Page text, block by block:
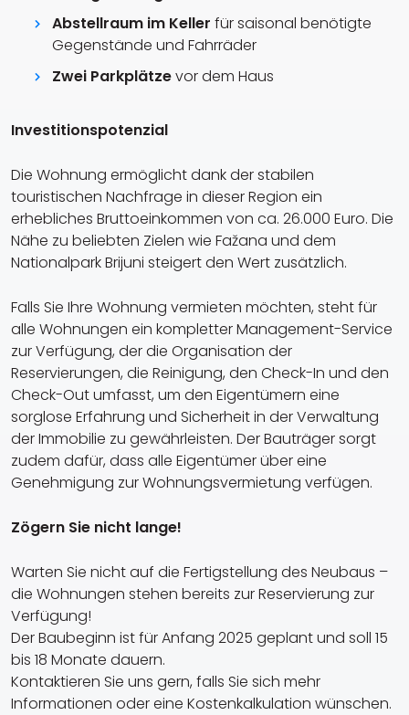
Abstellraum im Keller für saisonal benötigte
Gegenstände und Fahrräder
Zwei Parkplätzevor dem Haus
Investitionspotenzial
Die Wohnung ermöglicht dank der stabilen
touristischen Nachfrage in dieser Region ein
erhebliches Bruttoeinkommen von ca. 26.000 Euro. Die
Nähe zu beliebten Zielen wie Fažana und dem
Nationalpark Brijuni steigert den Wert zusätzlich.
Falls Sie Ihre Wohnung vermieten möchten, steht für
alle Wohnungen ein kompletter Management-Service
zur Verfügung, der die Organisation der
Reservierungen, die Reinigung, den Check-In und den
Check-Out umfasst, um den Eigentümern eine
sorglose Erfahrung und Sicherheit in der Verwaltung
der Immobilie zu gewährleisten. Der Bauträger sorgt
zudem dafür, dass alle Eigentümer über eine
Genehmigung zur Wohnungsvermietung verfügen.
Zögern Sie nicht lange!
Warten Sie nicht auf die Fertigstellung des Neubaus –
die Wohnungen stehen bereits zur Reservierung zur
Verfügung!
Der Baubeginn ist für Anfang 2025 geplant und soll 15
bis 18 Monate dauern.
Kontaktieren Sie uns gern, falls Sie sich mehr
Informationen oder eine Kostenkalkulation wünschen.